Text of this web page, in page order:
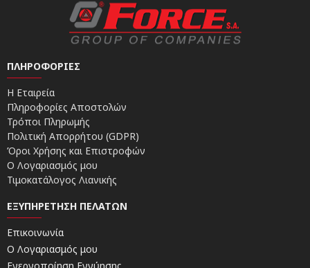
ΠΛΗΡΟΦΟΡΊΕΣ
Η Εταιρεία
Πληροφορίες Αποστολών
Τρόποι Πληρωμής
Πολιτική Απορρήτου (GDPR)
Όροι Χρήσης και Επιστροφών
Ο Λογαριασμός μου
Τιμοκατάλογος Λιανικής
ΕΞΥΠΗΡΈΤΗΣΗ ΠΕΛΑΤΏΝ
Επικοινωνία
Ο Λογαριασμός μου